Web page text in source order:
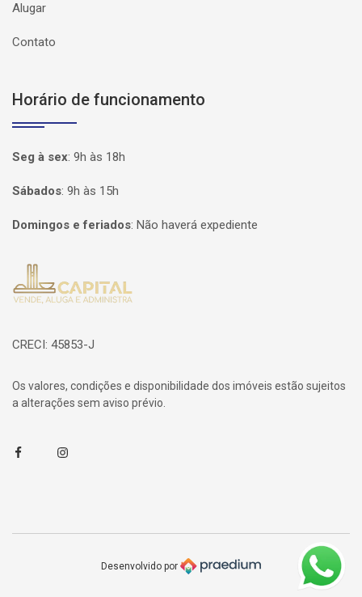
Alugar
Contato
Horário de funcionamento
Seg à sex: 9h às 18h
Sábados: 9h às 15h
Domingos e feriados: Não haverá expediente
Página inicial
CRECI: 45853-J
Os valores, condições e disponibilidade dos imóveis estão sujeitos
a alterações sem aviso prévio.
FacebookInstagram
Desenvolvido por